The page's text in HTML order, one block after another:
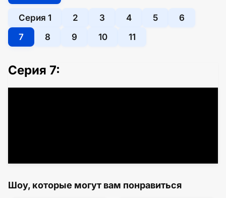
Серия 1 2 3 4 5
6
7
8 9 10 11
Серия 7:
Шоу, которые могут вам понравиться